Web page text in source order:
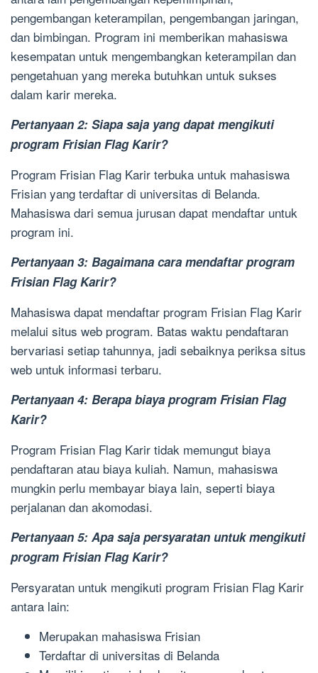
pengembangan keterampilan, pengembangan jaringan,
dan bimbingan. Program ini memberikan mahasiswa
kesempatan untuk mengembangkan keterampilan dan
pengetahuan yang mereka butuhkan untuk sukses
dalam karir mereka.
Pertanyaan 2: Siapa saja yang dapat mengikuti
program Frisian Flag Karir?
Program Frisian Flag Karir terbuka untuk mahasiswa
Frisian yang terdaftar di universitas di Belanda.
Mahasiswa dari semua jurusan dapat mendaftar untuk
program ini.
Pertanyaan 3: Bagaimana cara mendaftar program
Frisian Flag Karir?
Mahasiswa dapat mendaftar program Frisian Flag Karir
melalui situs web program. Batas waktu pendaftaran
bervariasi setiap tahunnya, jadi sebaiknya periksa situs
web untuk informasi terbaru.
Pertanyaan 4: Berapa biaya program Frisian Flag
Karir?
Program Frisian Flag Karir tidak memungut biaya
pendaftaran atau biaya kuliah. Namun, mahasiswa
mungkin perlu membayar biaya lain, seperti biaya
perjalanan dan akomodasi.
Pertanyaan 5: Apa saja persyaratan untuk mengikuti
program Frisian Flag Karir?
Persyaratan untuk mengikuti program Frisian Flag Karir
antara lain:
Merupakan mahasiswa Frisian
Terdaftar di universitas di Belanda